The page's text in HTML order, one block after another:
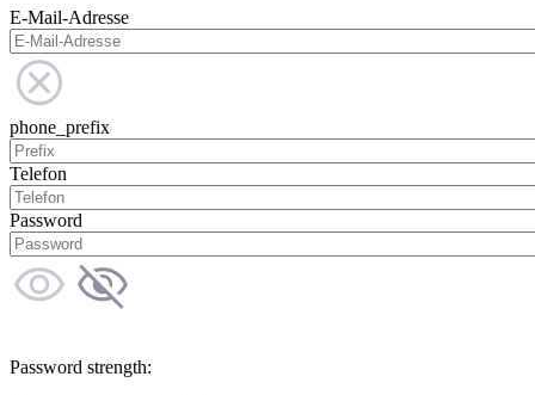
E-Mail-Adresse
phone_prefix
Telefon
Password
Password strength: